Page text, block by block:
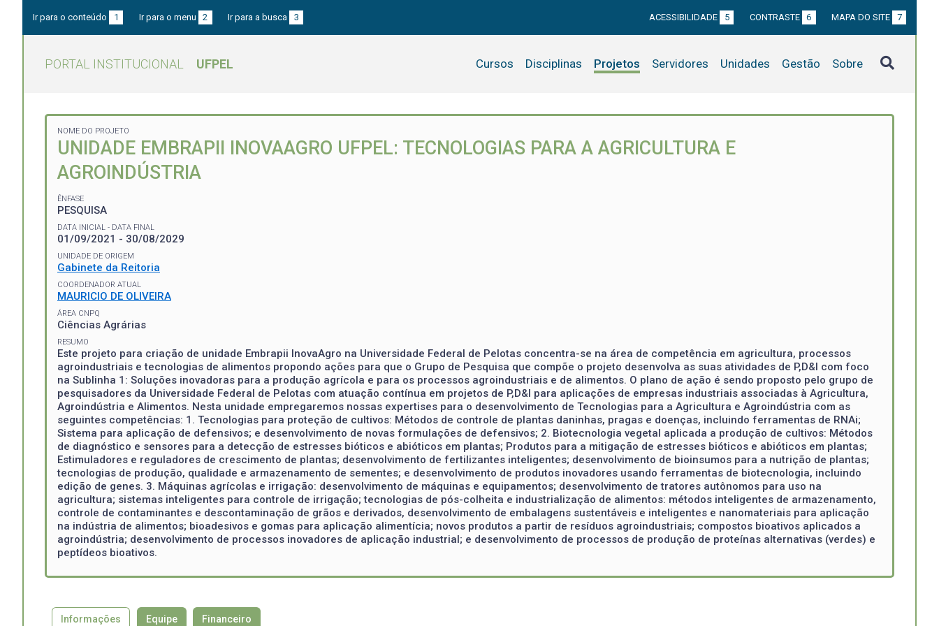
Ir para o conteúdo 1 Ir para o menu 2 Ir para a busca 3 ACESSIBILIDADE 5 CONTRASTE 6 MAPA DO SITE 7
PORTAL INSTITUCIONAL UFPEL Cursos Disciplinas Projetos Servidores Unidades Gestão Sobre
NOME DO PROJETO
UNIDADE EMBRAPII INOVAAGRO UFPEL: TECNOLOGIAS PARA A AGRICULTURA E
AGROINDÚSTRIA
ÊNFASE
PESQUISA
DATA INICIAL - DATA FINAL
01/09/2021 - 30/08/2029
UNIDADE DE ORIGEM
Gabinete da Reitoria
COORDENADOR ATUAL
MAURICIO DE OLIVEIRA
ÁREA CNPQ
Ciências Agrárias
RESUMO
Este projeto para criação de unidade Embrapii InovaAgro na Universidade Federal de Pelotas concentra-se na área de competência em agricultura, processos
agroindustriais e tecnologias de alimentos propondo ações para que o Grupo de Pesquisa que compõe o projeto desenvolva as suas atividades de P,D&I com foco
na Sublinha 1: Soluções inovadoras para a produção agrícola e para os processos agroindustriais e de alimentos. O plano de ação é sendo proposto pelo grupo de
pesquisadores da Universidade Federal de Pelotas com atuação contínua em projetos de P,D&I para aplicações de empresas industriais associadas à Agricultura,
Agroindústria e Alimentos. Nesta unidade empregaremos nossas expertises para o desenvolvimento de Tecnologias para a Agricultura e Agroindústria com as
seguintes competências: 1. Tecnologias para proteção de cultivos: Métodos de controle de plantas daninhas, pragas e doenças, incluindo ferramentas de RNAi;
Sistema para aplicação de defensivos; e desenvolvimento de novas formulações de defensivos; 2. Biotecnologia vegetal aplicada a produção de cultivos: Métodos
de diagnóstico e sensores para a detecção de estresses bióticos e abióticos em plantas; Produtos para a mitigação de estresses bióticos e abióticos em plantas;
Estimuladores e reguladores de crescimento de plantas; desenvolvimento de fertilizantes inteligentes; desenvolvimento de bioinsumos para a nutrição de plantas;
tecnologias de produção, qualidade e armazenamento de sementes; e desenvolvimento de produtos inovadores usando ferramentas de biotecnologia, incluindo
edição de genes. 3. Máquinas agrícolas e irrigação: desenvolvimento de máquinas e equipamentos; desenvolvimento de tratores autônomos para uso na
agricultura; sistemas inteligentes para controle de irrigação; tecnologias de pós-colheita e industrialização de alimentos: métodos inteligentes de armazenamento,
controle de contaminantes e descontaminação de grãos e derivados, desenvolvimento de embalagens sustentáveis e inteligentes e nanomateriais para aplicação
na indústria de alimentos; bioadesivos e gomas para aplicação alimentícia; novos produtos a partir de resíduos agroindustriais; compostos bioativos aplicados a
agroindústria; desenvolvimento de processos inovadores de aplicação industrial; e desenvolvimento de processos de produção de proteínas alternativas (verdes) e
peptídeos bioativos.
Informações Equipe Financeiro